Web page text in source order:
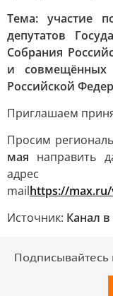
Тема: участие
депутатов
Собрания
и
Российской
Приглашаем
Просим
мая направить
адрес
mailhttps://
Источник: Канал